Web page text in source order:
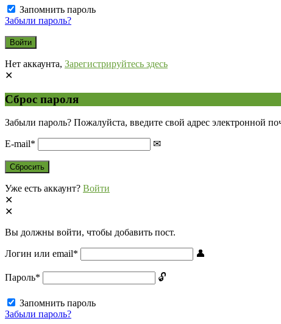
Запомнить пароль
Забыли пароль?
Нет аккаунта, Зарегистрируйтесь здесь
Сброс пароля
Забыли пароль? Пожалуйста, введите свой адрес электронной
E-mail*
Уже есть аккаунт? Войти
Вы должны войти, чтобы добавить пост.
Логин или email*
Пароль*
Запомнить пароль
Забыли пароль?